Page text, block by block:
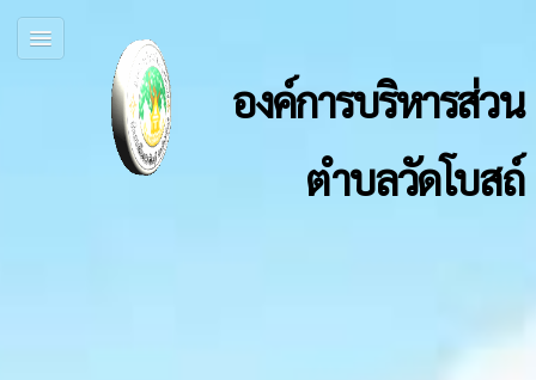
องค์การบริหารส่วน
ตำบลวัดโบสถ์